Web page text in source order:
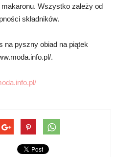
Wszystko zależy od
składników.
na pyszny obiad na piątek
.